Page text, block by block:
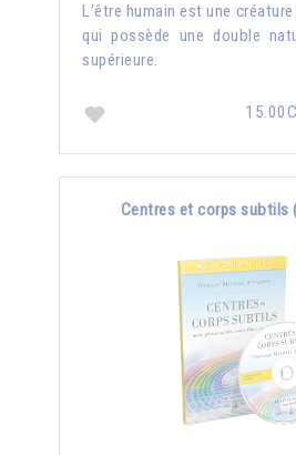
L’être humain est une
qui possède une double
supérieure.
Centres et corps subtils